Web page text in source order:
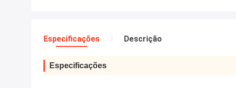
Especificações Descrição
Especificações